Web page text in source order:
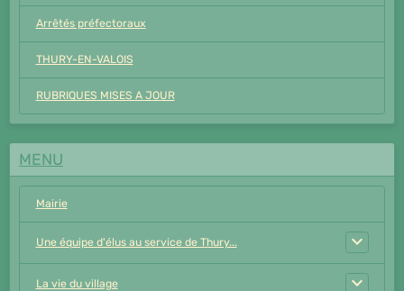
Arrêtés préfectoraux
THURY-EN-VALOIS
RUBRIQUES MISES A JOUR
MENU
Mairie
Une équipe d'élus au service de Thury...
La vie du village